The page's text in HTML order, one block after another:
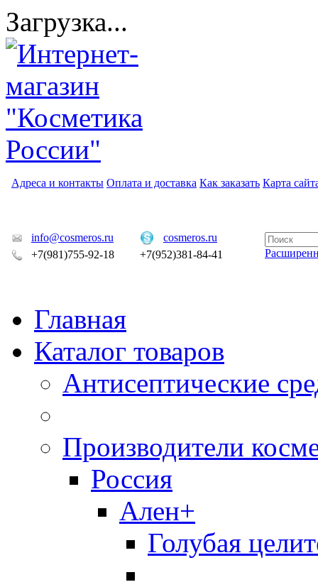
Загрузка...
Адреса и контакты Оплата и доставка Как заказать Карта
info@cosmeros.ru
cosmeros.ru
+7(981)755-92-18
+7(952)381-84-41
Главная
Каталог товаров
Антисептические
Производители
Россия
Ален+
Голубая